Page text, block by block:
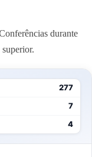
durante
277
7
4